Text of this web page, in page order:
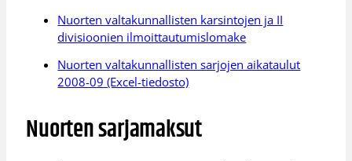
Nuorten valtakunnallisten karsintojen ja II
divisioonien ilmoittautumislomake
Nuorten valtakunnallisten sarjojen aikataulut
2008-09 (Excel-tiedosto)
Nuorten sarjamaksut